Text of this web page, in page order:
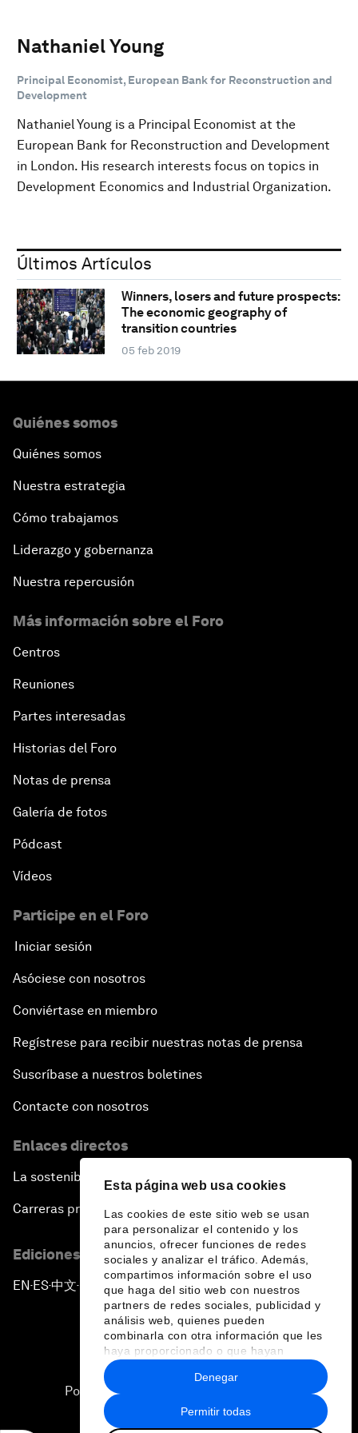
Esta página web usa cookies
Las cookies de este sitio web se usan
para personalizar el contenido y los
anuncios, ofrecer funciones de redes
sociales y analizar el tráfico. Además,
compartimos información sobre el uso
que haga del sitio web con nuestros
partners de redes sociales, publicidad y
análisis web, quienes pueden
combinarla con otra información que les
haya proporcionado o que hayan
recopilado a partir del uso que haya
hecho de sus servicios.
Permitir todas
Denegar
Nathaniel Young
Principal Economist, European Bank for Reconstruction and
Development
Nathaniel Young is a Principal Economist at the
European Bank for Reconstruction and Development
in London. His research interests focus on topics in
Development Economics and Industrial Organization.
Últimos Artículos
Winners, losers and future prospects:
The economic geography of
transition countries
05 feb 2019
Quiénes somos
Quiénes somos
Nuestra estrategia
Cómo trabajamos
Liderazgo y gobernanza
Nuestra repercusión
Más información sobre el Foro
Centros
Reuniones
Partes interesadas
Historias del Foro
Notas de prensa
Galería de fotos
Pódcast
Vídeos
Participe en el Foro
Iniciar sesión
Asóciese con nosotros
Conviértase en miembro
Regístrese para recibir nuestras notas de prensa
Suscríbase a nuestros boletines
Contacte con nosotros
Enlaces directos
La sostenibilidad en el Foro
Carreras profesionales
Ediciones en otros idiomas
EN ▪ ES▪中文▪ 日本語
Política de privacidad y normas de uso